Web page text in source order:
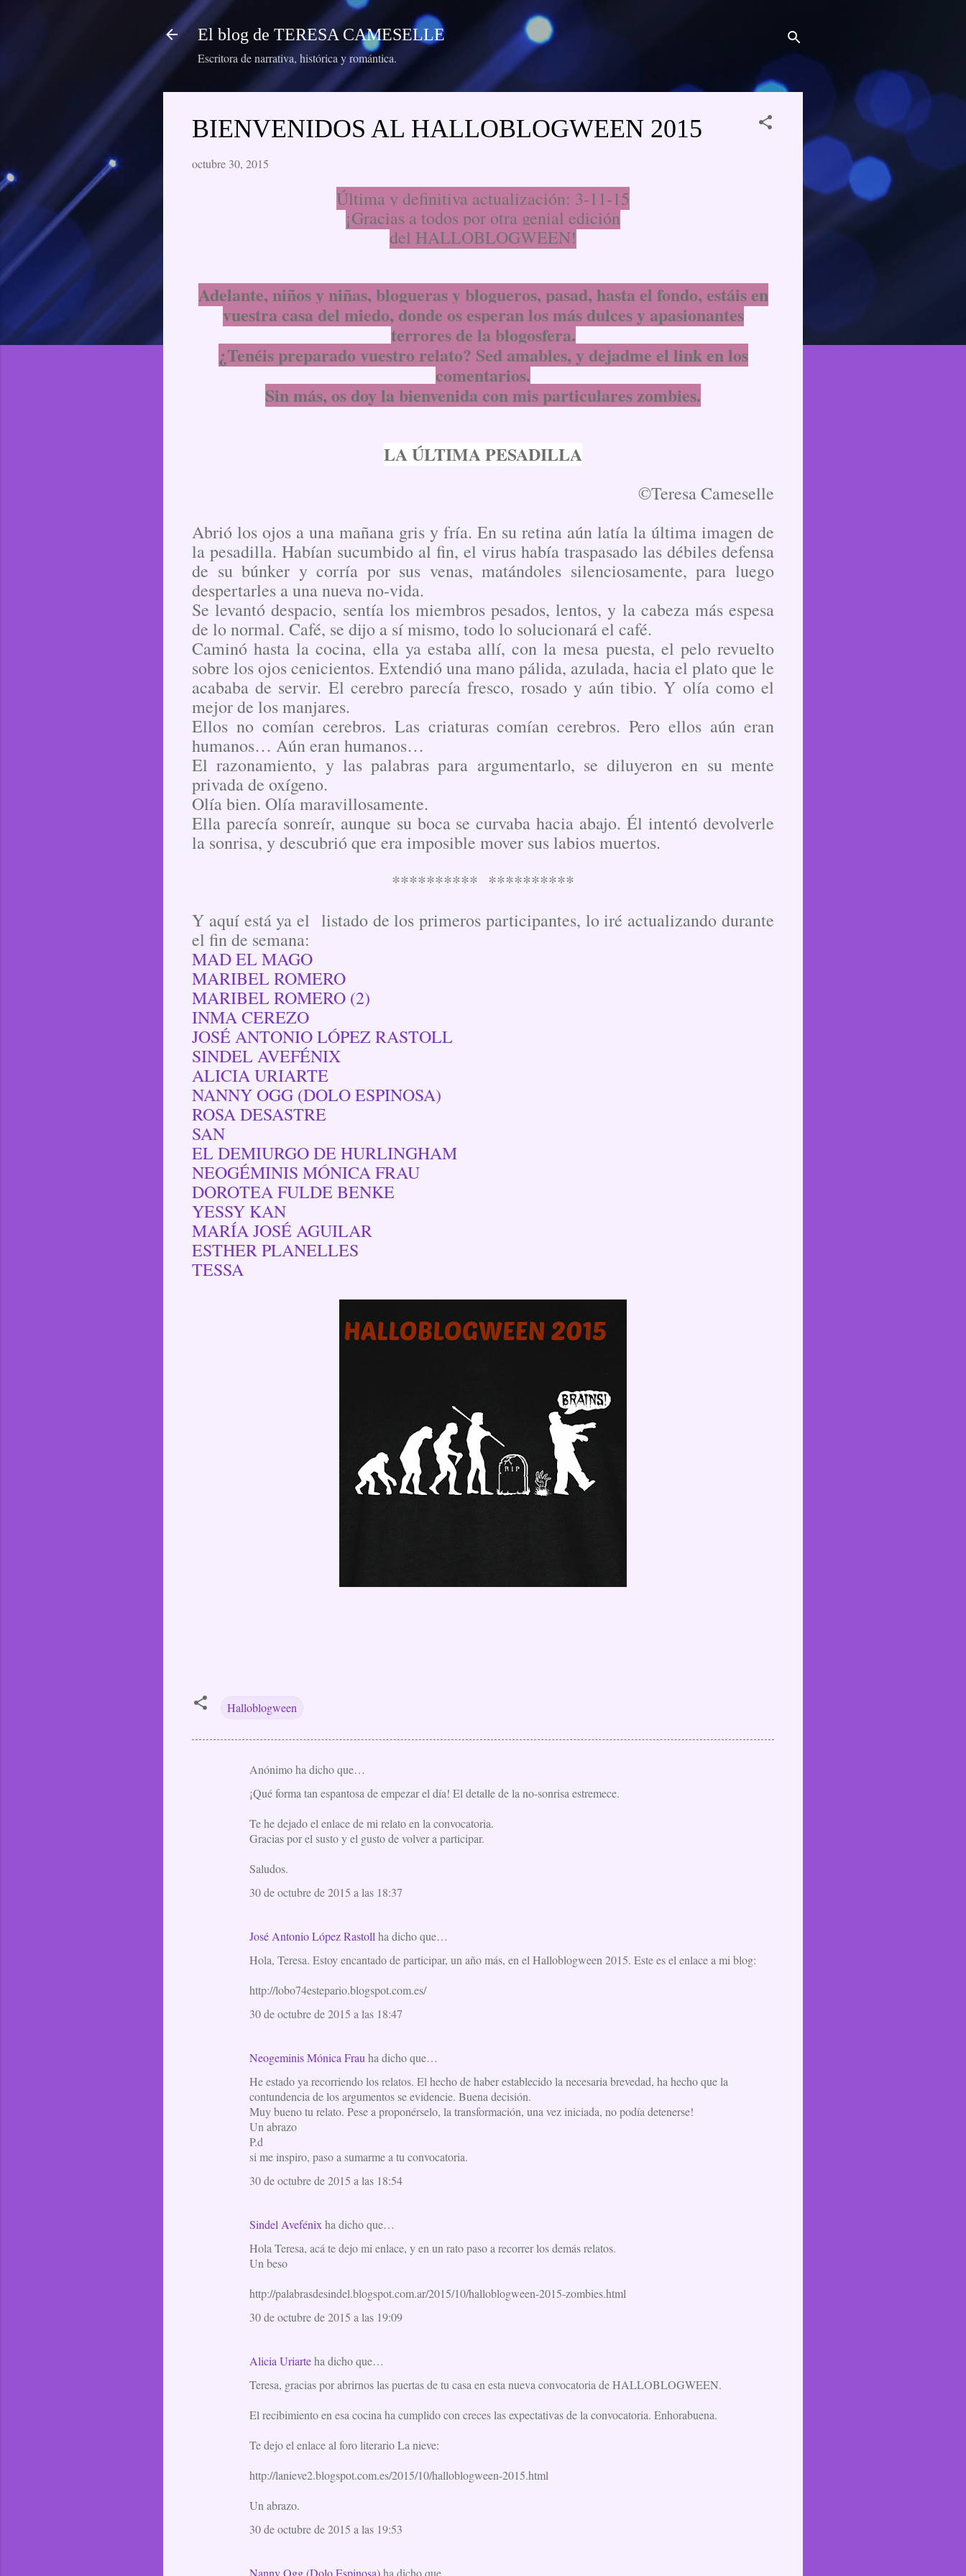
Ir al contenido principal
El blog de TERESA CAMESELLE
Escritora de narrativa, histórica y romántica.
BIENVENIDOS AL HALLOBLOGWEEN 2015
octubre 30, 2015
Última y definitiva actualización: 3-11-15
¡Gracias a todos por otra genial edición
del HALLOBLOGWEEN!
Adelante, niños y niñas, blogueras y blogueros, pasad, hasta el fondo, estáis en
vuestra casa del miedo, donde os esperan los más dulces y apasionantes
terrores de la blogosfera.
¿Tenéis preparado vuestro relato? Sed amables, y dejadme el link en los
comentarios.
Sin más, os doy la bienvenida con mis particulares zombies.
LA ÚLTIMA PESADILLA
©Teresa Cameselle
Abrió los ojos a una mañana gris y fría. En su retina aún latía la última imagen de
la pesadilla. Habían sucumbido al fin, el virus había traspasado las débiles defensa
de su búnker y corría por sus venas, matándoles silenciosamente, para luego
despertarles a una nueva no-vida.
Se levantó despacio, sentía los miembros pesados, lentos, y la cabeza más espesa
de lo normal. Café, se dijo a sí mismo, todo lo solucionará el café.
Caminó hasta la cocina, ella ya estaba allí, con la mesa puesta, el pelo revuelto
sobre los ojos cenicientos. Extendió una mano pálida, azulada, hacia el plato que le
acababa de servir. El cerebro parecía fresco, rosado y aún tibio. Y olía como el
mejor de los manjares.
Ellos no comían cerebros. Las criaturas comían cerebros. Pero ellos aún eran
humanos… Aún eran humanos…
El razonamiento, y las palabras para argumentarlo, se diluyeron en su mente
privada de oxígeno.
Olía bien. Olía maravillosamente.
Ella parecía sonreír, aunque su boca se curvaba hacia abajo. Él intentó devolverle
la sonrisa, y descubrió que era imposible mover sus labios muertos.
********** **********
Y aquí está ya el listado de los primeros participantes, lo iré actualizando durante
el fin de semana:
MAD EL MAGO
MARIBEL ROMERO
MARIBEL ROMERO (2)
INMA CEREZO
JOSÉ ANTONIO LÓPEZ RASTOLL
SINDEL AVEFÉNIX
ALICIA URIARTE
NANNY OGG (DOLO ESPINOSA)
ROSA DESASTRE
SAN
EL DEMIURGO DE HURLINGHAM
NEOGÉMINIS MÓNICA FRAU
DOROTEA FULDE BENKE
YESSY KAN
MARÍA JOSÉ AGUILAR
ESTHER PLANELLES
TESSA
Halloblogween
Anónimo ha dicho que…
¡Qué forma tan espantosa de empezar el día! El detalle de la no-sonrisa estremece.
Te he dejado el enlace de mi relato en la convocatoria.
Gracias por el susto y el gusto de volver a participar.
Saludos.
30 de octubre de 2015 a las 18:37
José Antonio López Rastoll ha dicho que…
Hola, Teresa. Estoy encantado de participar, un año más, en el Halloblogween 2015. Este es el enlace a mi blog:
http://lobo74estepario.blogspot.com.es/
30 de octubre de 2015 a las 18:47
Neogeminis Mónica Frau ha dicho que…
He estado ya recorriendo los relatos. El hecho de haber establecido la necesaria brevedad, ha hecho que la
contundencia de los argumentos se evidencie. Buena decisión.
Muy bueno tu relato. Pese a proponérselo, la transformación, una vez iniciada, no podía detenerse!
Un abrazo
P.d
si me inspiro, paso a sumarme a tu convocatoria.
30 de octubre de 2015 a las 18:54
Sindel Avefénix ha dicho que…
Hola Teresa, acá te dejo mi enlace, y en un rato paso a recorrer los demás relatos.
Un beso
http://palabrasdesindel.blogspot.com.ar/2015/10/halloblogween-2015-zombies.html
30 de octubre de 2015 a las 19:09
Alicia Uriarteha dicho que…
Teresa, gracias por abrirnos las puertas de tu casa en esta nueva convocatoria de HALLOBLOGWEEN.
El recibimiento en esa cocina ha cumplido con creces las expectativas de la convocatoria. Enhorabuena.
Te dejo el enlace al foro literario La nieve:
http://lanieve2.blogspot.com.es/2015/10/halloblogween-2015.html
Un abrazo.
30 de octubre de 2015 a las 19:53
Nanny Ogg (Dolo Espinosa)ha dicho que…